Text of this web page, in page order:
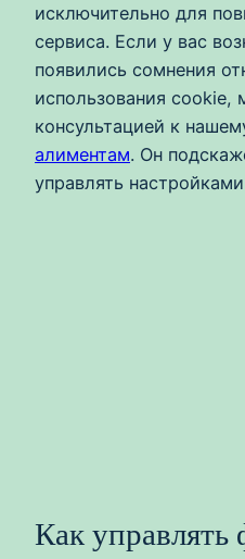
исключительно для
сервиса. Если у вас
появились сомнения
использования cookie,
консультацией к
алиментам. Он
управлять
Как управлять